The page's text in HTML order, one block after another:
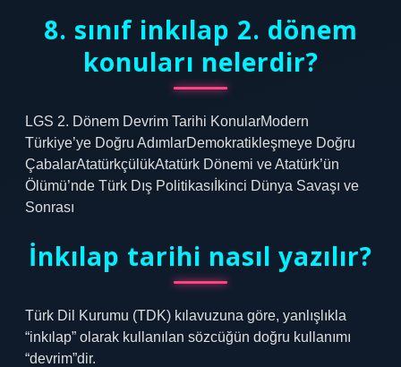
8. sınıf inkılap 2. dönem
konuları nelerdir?
LGS 2. Dönem Devrim Tarihi KonularModern
Türkiye’ye Doğru AdımlarDemokratikleşmeye Doğru
ÇabalarAtatürkçülükAtatürk Dönemi ve Atatürk’ün
Ölümü’nde Türk Dış Politikasıİkinci Dünya Savaşı ve
Sonrası
İnkılap tarihi nasıl yazılır?
Türk Dil Kurumu (TDK) kılavuzuna göre, yanlışlıkla
“inkılap” olarak kullanılan sözcüğün doğru kullanımı
“devrim”dir.